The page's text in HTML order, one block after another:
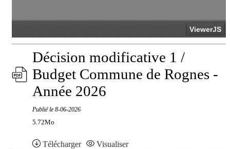
Décision modificative 1 /
Budget Commune de Rognes -
Année 2026
Publié le 8-06-2026
5.72Mo
Télécharger Visualiser